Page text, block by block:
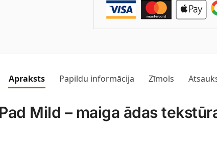
Apraksts Papildu informācija Zīmols
Mild – maiga ādas